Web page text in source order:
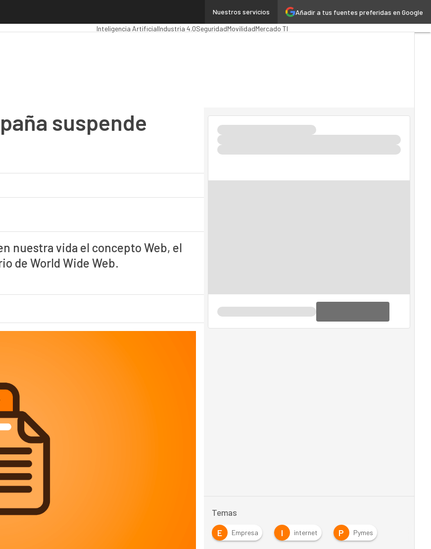
Añadir a tus fuentes preferidas en Google
Nuestros servicios
Administración PúblicaMarTech
Cloud
Inteligencia ArtificialIndustria 4.0SeguridadMovilidadMercado TI
suspende
nuestra vida el concepto Web, el
de World Wide Web.
Temas
E
Empresa I internet P Pymes